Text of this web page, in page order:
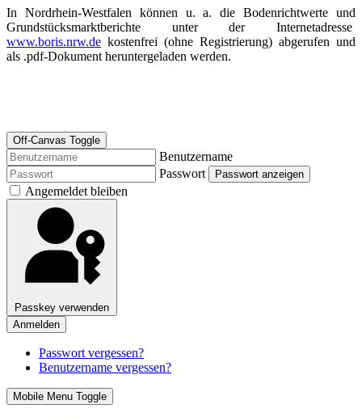
In Nordrhein-Westfalen können u. a. die Bodenrichtwerte und
Grundstücksmarktberichte unter der Internetadresse
www.boris.nrw.de kostenfrei (ohne Registrierung) abgerufen und
als .pdf-Dokument heruntergeladen werden.
Off-Canvas Toggle
Benutzername
Passwort
Passwort anzeigen
Angemeldet bleiben
Passkey verwenden
Anmelden
Passwort vergessen?
Benutzername vergessen?
Mobile Menu Toggle